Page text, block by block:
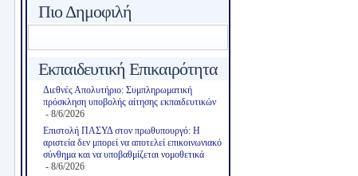
Πιο Δημοφιλή
Εκπαιδευτική Επικαιρότητα
Διεθνές Απολυτήριο: Συμπληρωματική
πρόσκληση υποβολής αίτησης εκπαιδευτικών
- 8/6/2026
Επιστολή ΠΑΣΥΔ στον πρωθυπουργό: Η
αριστεία δεν μπορεί να αποτελεί επικοινωνιακό
σύνθημα και να υποβαθμίζεται νομοθετικά
- 8/6/2026